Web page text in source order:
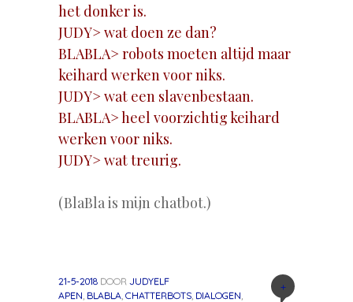
het donker is.
JUDY> wat doen ze dan?
BLABLA> robots moeten altijd maar
keihard werken voor niks.
JUDY> wat een slavenbestaan.
BLABLA> heel voorzichtig keihard
werken voor niks.
JUDY> wat treurig.
(BlaBla is mijn chatbot.)
+
21-5-2018 DOOR JUDYELF
APEN BLABLA CHATTERBOTS DIALOGEN